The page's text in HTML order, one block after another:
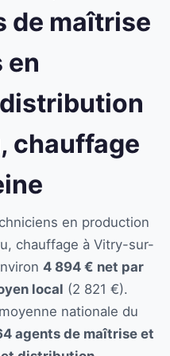
de maîtrise
en
chauffage
en production
chauffage à Vitry-sur-
4 894 € net par
local (2 821 €).
nationale du
agents de maîtrise et